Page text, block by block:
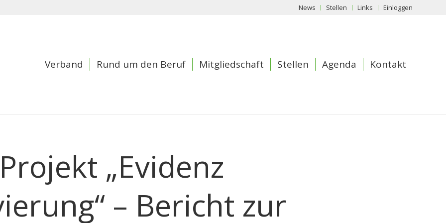
News Stellen Links Einloggen
Verband Rund um den Beruf Mitgliedschaft Stellen Agenda Kontakt
„Evidenz
– Bericht zur